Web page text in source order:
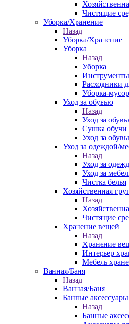
Чистящие
Уборка/Хранение
Назад
Уборка/Хранение
Уборка
Назад
Уборка
Расходники
Уборка-мусор
Уход за обувью
Назад
Уход за
Сушка обучи
Уход за
Уход за одеждой/
Назад
Уход за
Уход за
Чистка белья
Хозяйственная
Назад
Чистящие
Хранение вещей
Назад
Хранение
Интерьер
Мебель
Ванная/Баня
Назад
Ванная/Баня
Банные аксессуары
Назад
Банные